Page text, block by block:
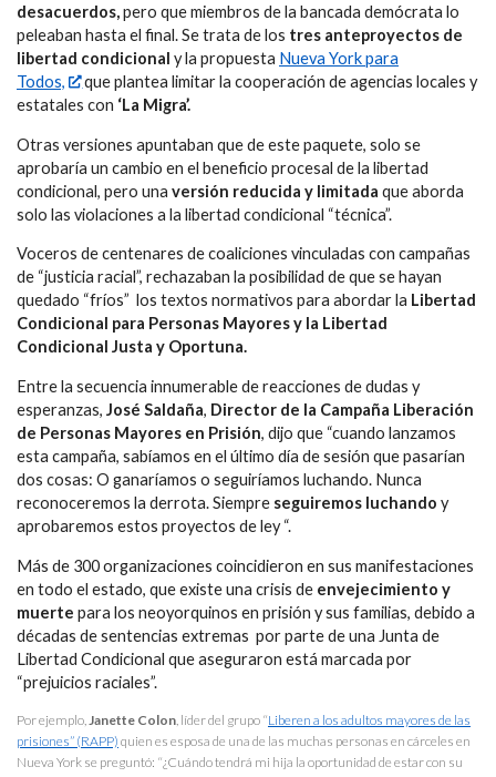
desacuerdos,pero que miembros de la bancada demócrata lo
peleaban hasta el final. Se trata de los tres anteproyectos de
libertad condicional y la propuesta Nueva York para
Todos,
que plantea limitar la cooperación de agencias locales y
estatales con ‘La Migra’.
Otras versiones apuntaban que de este paquete, solo se
aprobaría un cambio en el beneficio procesal de la libertad
condicional, pero una versión reducida y limitada que aborda
solo las violaciones a la libertad condicional “técnica”.
Voceros de centenares de coaliciones vinculadas con campañas
de “justicia racial”, rechazaban la posibilidad de que se hayan
quedado “fríos” los textos normativos para abordar la Libertad
Condicional para Personas Mayores y la Libertad
Condicional Justa y Oportuna.
Entre la secuencia innumerable de reacciones de dudas y
esperanzas, José Saldaña, Director de la Campaña Liberación
de Personas Mayores en Prisión, dijo que “cuando lanzamos
esta campaña, sabíamos en el último día de sesión que pasarían
dos cosas: O ganaríamos o seguiríamos luchando. Nunca
reconoceremos la derrota. Siempre seguiremos luchando y
aprobaremos estos proyectos de ley “.
Más de 300 organizaciones coincidieron en sus manifestaciones
en todo el estado, que existe una crisis de envejecimiento y
muerte para los neoyorquinos en prisión y sus familias, debido a
décadas de sentencias extremas por parte de una Junta de
Libertad Condicional que aseguraron está marcada por
“prejuicios raciales”.
Por ejemplo,Janette Colon, líder del grupo “Liberen a los adultos mayores de las
prisiones” (RAPP) quien es esposa de una de las muchas personas en cárceles en
Nueva York se preguntó: “¿Cuándo tendrá mi hija la oportunidad de estar con su